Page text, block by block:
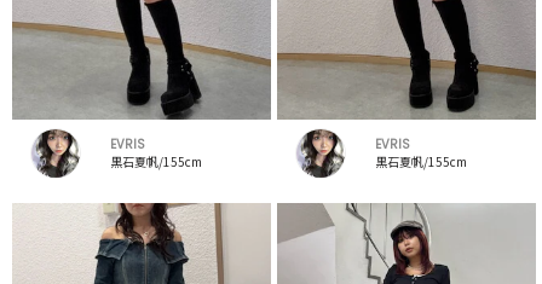
EVRIS
黒石夏帆/155cm
EVRIS
黒石夏帆/155cm